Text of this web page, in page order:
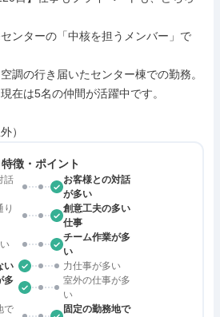
ンターの「中核を担うメンバー」で
調の行き届いたセンター棟での勤務。
在は5名の仲間が活躍中です。
）
特徴・ポイント
話
お客様との対話
が多い
り
創意工夫の多い
仕事
チーム作業が多
い
い
力仕事が多い
多
室外の仕事が多
い
で
固定の勤務地で